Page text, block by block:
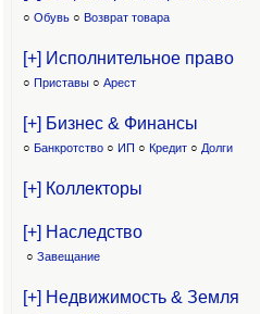
○ Обувь ○ Возврат товара
[+] Исполнительное право
○ Приставы ○ Арест
[+] Бизнес & Финансы
○ Банкротство ○ ИП ○ Кредит ○ Долги
[+] Коллекторы
[+] Наследство
○ Завещание
[+] Недвижимость & Земля